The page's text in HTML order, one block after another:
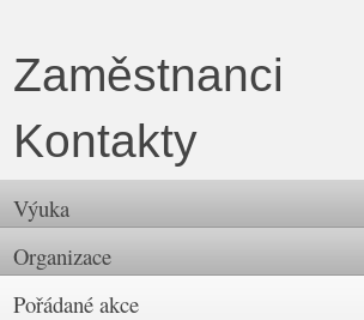
Zaměstnanci
Kontakty
Výuka
Organizace
Pořádané akce